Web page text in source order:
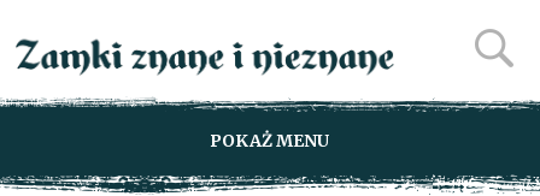
POKAŻ MENU